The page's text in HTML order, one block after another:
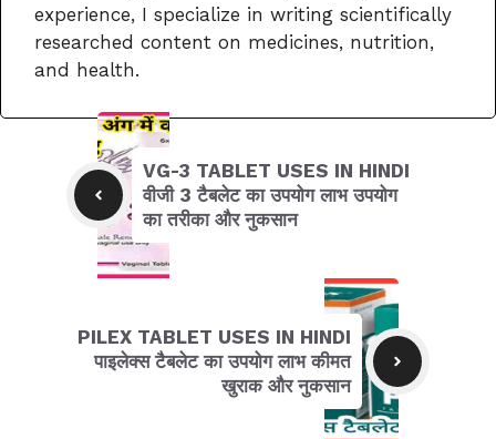
experience, I specialize in writing scientifically
researched content on medicines, nutrition,
and health.
VG-3 TABLET USES IN HINDI
वीजी 3 टैबलेट का उपयोग लाभ उपयोग
का तरीका और नुकसान
PILEX TABLET USES IN HINDI
पाइलेक्स टैबलेट का उपयोग लाभ कीमत
खुराक और नुकसान